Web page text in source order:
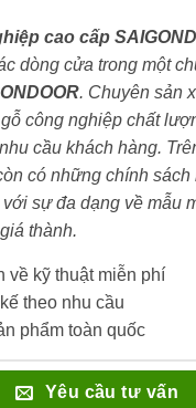
cao cấp
dòng cửa trong một
. Chuyên sản
công nghiệp chất
cầu khách hàng.
có những chính sách
sự đa dạng về mẫu
thành.
về kỹ thuật miễn phí
theo nhu cầu
phẩm toàn quốc
Yêu cầu tư vấn